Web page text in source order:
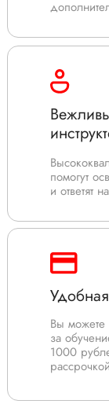
помогут
и ответят
Вы можете
за
1000